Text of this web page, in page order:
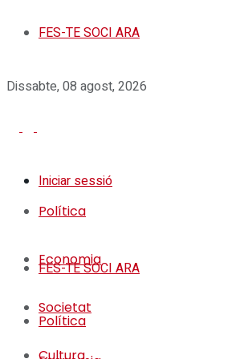
FES-TE SOCI ARA
Dissabte, 08 agost, 2026
Iniciar sessió
Política
Economia
Societat
FES-TE SOCI ARA
Política